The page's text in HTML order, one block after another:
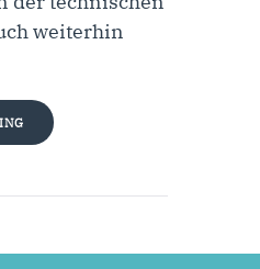
weiterhin